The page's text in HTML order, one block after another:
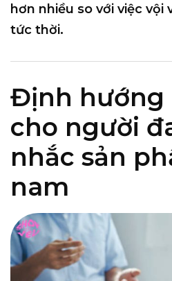
hơn nhiều so với việc
tức thời.
Định hướng
cho người
nhắc sản
nam